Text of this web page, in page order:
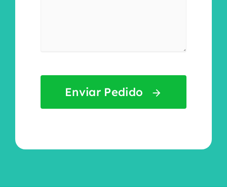
Enviar Pedido